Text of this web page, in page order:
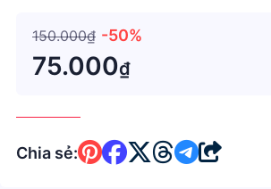
150.000₫ -50%
75.000₫
Chia sẻ: